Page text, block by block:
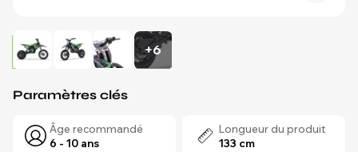
+6
Paramètres clés
Âge recommandé
6 - 10 ans
Longueur du produit
133 cm